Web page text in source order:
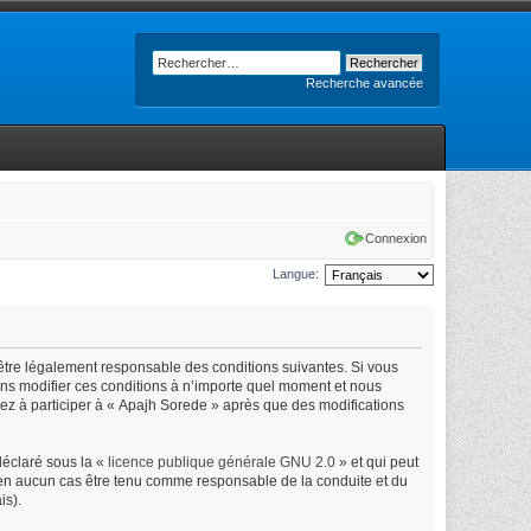
Recherche avancée
Connexion
Langue:
légalement responsable des conditions suivantes. Si vous
modifier ces conditions à n’importe quel moment et nous
à participer à « Apajh Sorede » après que des modifications
sous la « licence publique générale GNU 2.0 » et qui peut
aucun cas être tenu comme responsable de la conduite et du